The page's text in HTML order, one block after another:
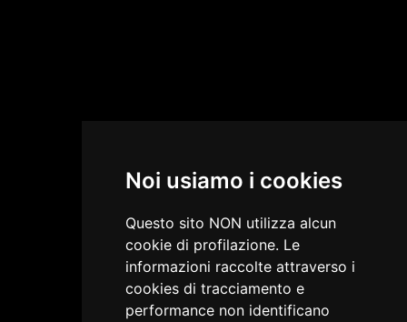
Noi usiamo i cookies
Questo sito NON utilizza alcun
cookie di profilazione. Le
informazioni raccolte attraverso i
cookies di tracciamento e
performance non identificano